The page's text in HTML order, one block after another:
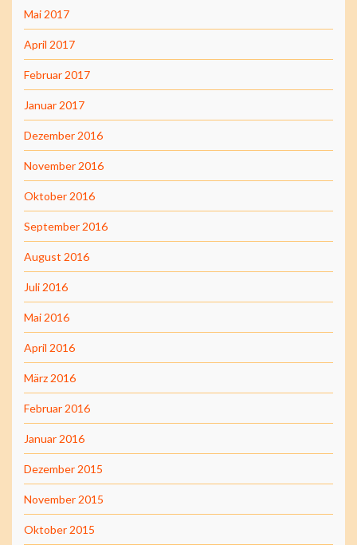
Mai 2017
April 2017
Februar 2017
Januar 2017
Dezember 2016
November 2016
Oktober 2016
September 2016
August 2016
Juli 2016
Mai 2016
April 2016
März 2016
Februar 2016
Januar 2016
Dezember 2015
November 2015
Oktober 2015